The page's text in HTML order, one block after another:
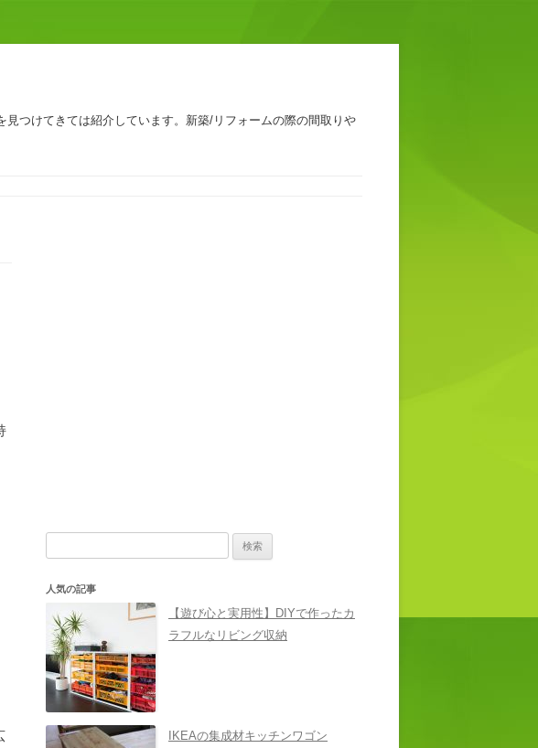
つけてきては紹介しています。新築/リフォームの際の間取りや
人気の記事
【遊び心と実用性】DIYで作ったカ
ラフルなリビング収納
IKEAの集成材キッチンワゴン